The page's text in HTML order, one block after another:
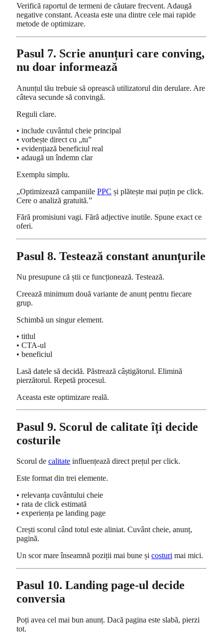
Verifică raportul de termeni de căutare frecvent. Adaugă
negative constant. Aceasta este una dintre cele mai rapide
metode de optimizare.
Pasul 7. Scrie anunțuri care conving,
nu doar informează
Anunțul tău trebuie să oprească utilizatorul din derulare. Are
câteva secunde să convingă.
Reguli clare.
• include cuvântul cheie principal
• vorbește direct cu „tu”
• evidențiază beneficiul real
• adaugă un îndemn clar
Exemplu simplu.
„Optimizează campaniile PPC și plătește mai puțin pe click.
Cere o analiză gratuită.”
Fără promisiuni vagi. Fără adjective inutile. Spune exact ce
oferi.
Pasul 8. Testează constant anunțurile
Nu presupune că știi ce funcționează. Testează.
Creează minimum două variante de anunț pentru fiecare
grup.
Schimbă un singur element.
• titlul
• CTA-ul
• beneficiul
Lasă datele să decidă. Păstrează câștigătorul. Elimină
pierzătorul. Repetă procesul.
Aceasta este optimizare reală.
Pasul 9. Scorul de calitate îți decide
costurile
Scorul de calitate influențează direct prețul per click.
Este format din trei elemente.
• relevanța cuvântului cheie
• rata de click estimată
• experiența pe landing page
Crești scorul când totul este aliniat. Cuvânt cheie, anunț,
pagină.
Un scor mare înseamnă poziții mai bune și costuri mai mici.
Pasul 10. Landing page-ul decide
conversia
Poți avea cel mai bun anunț. Dacă pagina este slabă, pierzi
tot.